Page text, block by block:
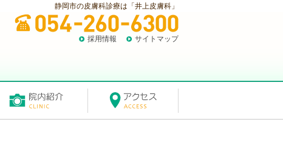
静岡市の皮膚科診療は「井上皮膚科」
採用情報 サイトマップ